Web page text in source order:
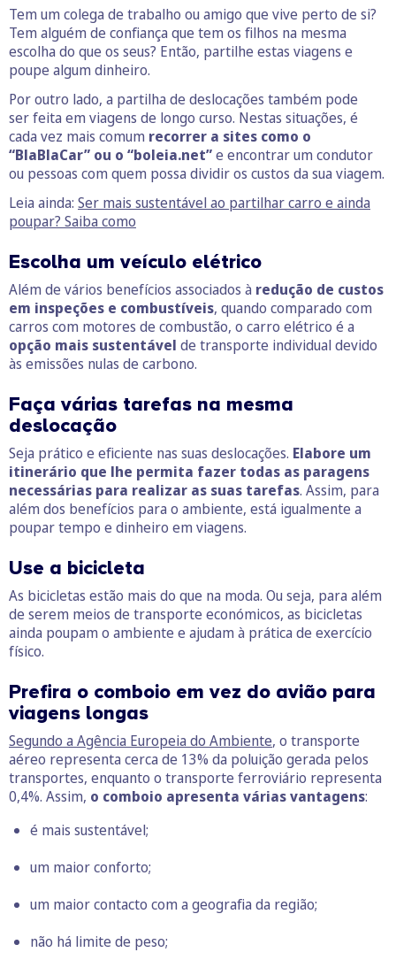
Tem um colega de trabalho ou amigo que vive perto de si?
Tem alguém de confiança que tem os filhos na mesma
escolha do que os seus? Então, partilhe estas viagens e
poupe algum dinheiro.
Por outro lado, a partilha de deslocações também pode
ser feita em viagens de longo curso. Nestas situações, é
cada vez mais comum recorrer a sites como o
“BlaBlaCar” ou o “boleia.net”e encontrar um condutor
ou pessoas com quem possa dividir os custos da sua viagem.
Leia ainda: Ser mais sustentável ao partilhar carro e ainda
poupar? Saiba como
Escolha um veículo elétrico
Além de vários benefícios associados à redução de custos
em inspeções e combustíveis, quando comparado com
carros com motores de combustão, o carro elétrico é a
opção mais sustentável de transporte individual devido
às emissões nulas de carbono.
Faça várias tarefas na mesma
deslocação
Seja prático e eficiente nas suas deslocações. Elabore um
itinerário que lhe permita fazer todas as paragens
necessárias para realizar as suas tarefas. Assim, para
além dos benefícios para o ambiente, está igualmente a
poupar tempo e dinheiro em viagens.
Use a bicicleta
As bicicletas estão mais do que na moda. Ou seja, para além
de serem meios de transporte económicos, as bicicletas
ainda poupam o ambiente e ajudam à prática de exercício
físico.
Prefira o comboio em vez do avião para
viagens longas
Segundo a Agência Europeia do Ambiente, o transporte
aéreo representa cerca de 13% da poluição gerada pelos
transportes, enquanto o transporte ferroviário representa
0,4%. Assim, o comboio apresenta várias vantagens:
é mais sustentável;
um maior conforto;
um maior contacto com a geografia da região;
não há limite de peso;